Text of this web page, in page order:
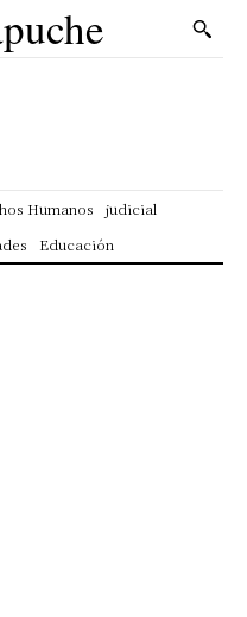
Humanos
judicial
Educación